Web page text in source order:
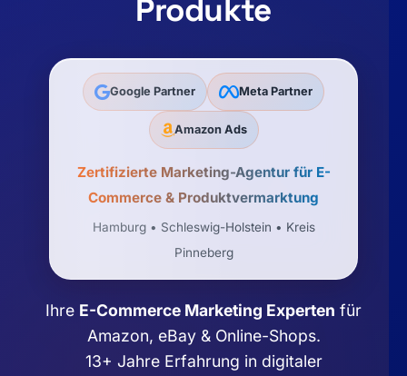
Produkte
Google Partner Meta Partner
Amazon Ads
Zertifizierte Marketing-Agentur für E-
Commerce & Produktvermarktung
Hamburg • Schleswig-Holstein • Kreis
Pinneberg
Ihre E-Commerce Marketing Experten für
Amazon, eBay & Online-Shops.
13+ Jahre Erfahrung in digitaler